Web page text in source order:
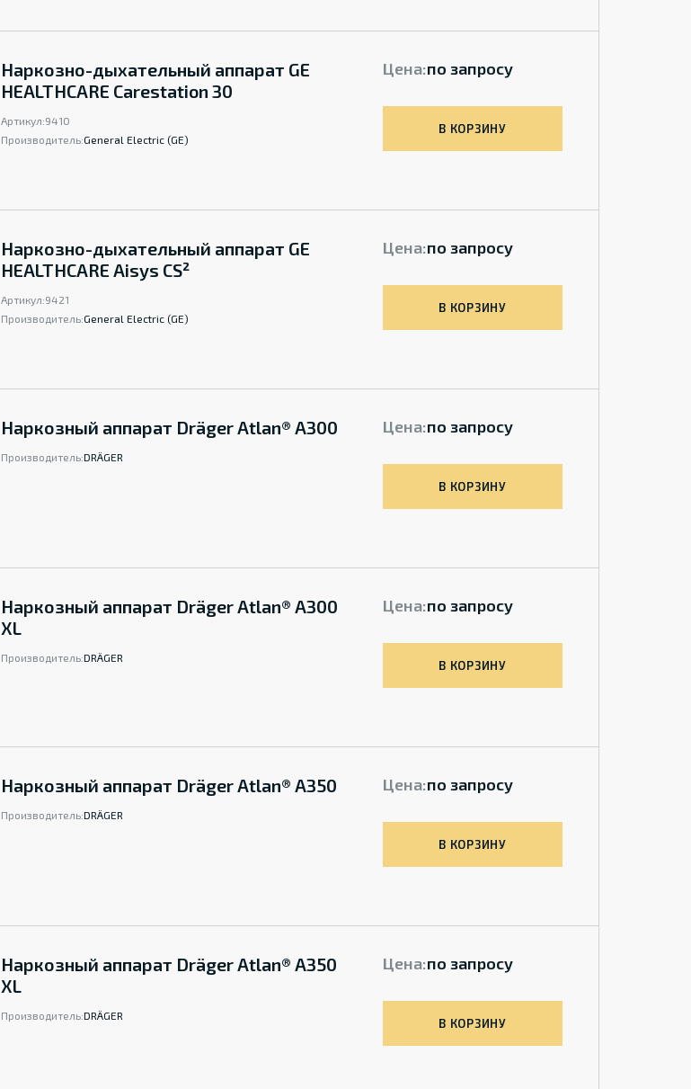
Наркозно-дыхательный аппарат GE
HEALTHCARE Carestation 30
Артикул:9410
Производитель:General Electric (GE)
Цена:по запросу
В КОРЗИНУ
Наркозно-дыхательный аппарат GE
HEALTHCARE Aisуs CS²
Артикул:9421
Производитель:General Electric (GE)
Цена:по запросу
В КОРЗИНУ
Наркозный аппарат Dräger Atlan® A300
Производитель:DRÄGER
Цена:по запросу
В КОРЗИНУ
Наркозный аппарат Dräger Atlan® A300
XL
Производитель:DRÄGER
Цена:по запросу
В КОРЗИНУ
Наркозный аппарат Dräger Atlan® A350
Производитель:DRÄGER
Цена:по запросу
В КОРЗИНУ
Наркозный аппарат Dräger Atlan® A350
XL
Производитель:DRÄGER
Цена:по запросу
В КОРЗИНУ